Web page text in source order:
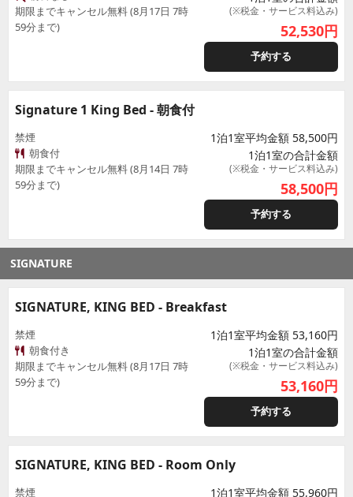
期限までキャンセル無料 (8月17日 7時
59分まで)
(※税金・サービス料込み)
52,530円
予約する
Signature 1 King Bed - 朝食付
禁煙
朝食付
期限までキャンセル無料 (8月14日 7時
59分まで)
1泊1室平均金額 58,500円
1泊1室の合計金額
(※税金・サービス料込み)
58,500円
予約する
SIGNATURE
SIGNATURE, KING BED - Breakfast
禁煙
朝食付き
期限までキャンセル無料 (8月17日 7時
59分まで)
1泊1室平均金額 53,160円
1泊1室の合計金額
(※税金・サービス料込み)
53,160円
予約する
SIGNATURE, KING BED - Room Only
禁煙
1泊1室平均金額 55,960円